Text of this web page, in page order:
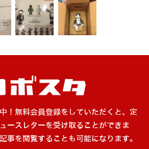
！無料会員登録をしていただくと、定
ースレターを受け取ることができま
事を閲覧することも可能になります。